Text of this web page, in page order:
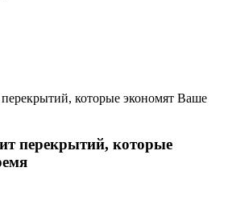
перекрытий, которые